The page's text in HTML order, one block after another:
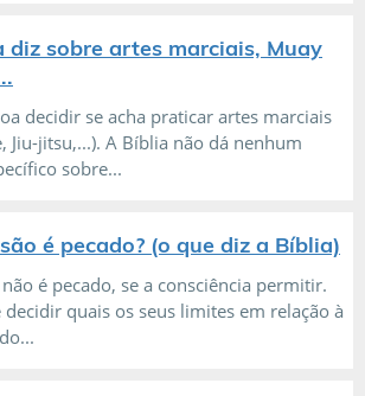
diz sobre artes marciais, Muay
decidir se acha praticar artes marciais
Jiu-jitsu,...). A Bíblia não dá nenhum
sobre...
é pecado? (o que diz a Bíblia)
é pecado, se a consciência permitir.
decidir quais os seus limites em relação à